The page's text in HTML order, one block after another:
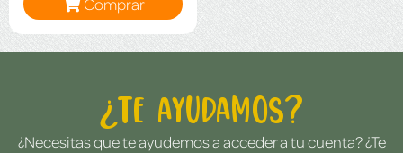
Comprar
¿Te ayudamos?
¿Necesitas que te ayudemos a acceder a tu cuenta? ¿Te